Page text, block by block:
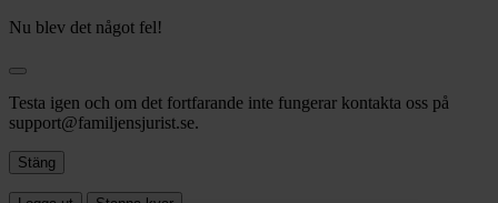
Nu blev det något fel!
Testa igen och om det fortfarande inte fungerar kontakta oss på
support@familjensjurist.se.
Stäng